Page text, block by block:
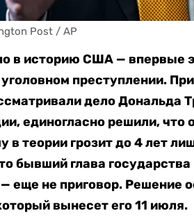
Post / AP
в историю США — впервые
преступлении.
дело Дональда
единогласно решили, что
в теории грозит до 4 лет
бывший глава
еще не приговор. Решение
вынесет его 11 июля.